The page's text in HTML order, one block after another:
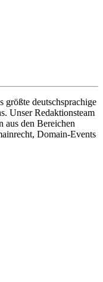
größte deutschsprachige
Unser Redaktionsteam
aus den Bereichen
Domain-Events